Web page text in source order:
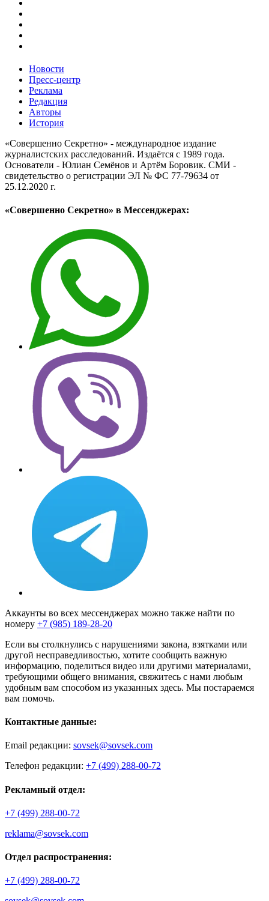
Новости
Пресс-центр
Реклама
Редакция
Авторы
История
«Совершенно Секретно» - международное издание
журналистских расследований. Издаётся с 1989 года.
Основатели - Юлиан Семёнов и Артём Боровик. CМИ -
свидетельство о регистрации ЭЛ № ФС 77-79634 от
25.12.2020 г.
«Совершенно Секретно» в Мессенджерах:
Аккаунты во всех мессенджерах можно также найти по
номеру +7 (985) 189-28-20
Если вы столкнулись с нарушениями закона, взятками или
другой несправедливостью, хотите сообщить важную
информацию, поделиться видео или другими материалами,
требующими общего внимания, свяжитесь с нами любым
удобным вам способом из указанных здесь. Мы постараемся
вам помочь.
Контактные данные:
Email редакции: sovsek@sovsek.com
Телефон редакции: +7 (499) 288-00-72
Рекламный отдел:
+7 (499) 288-00-72
reklama@sovsek.com
Отдел распространения:
+7 (499) 288-00-72